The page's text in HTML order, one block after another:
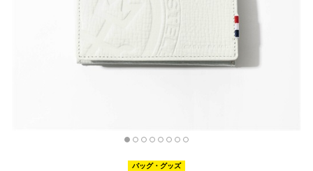
バッグ・グッズ